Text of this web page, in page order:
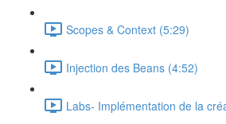
Scopes & Context (5:29)
Injection des Beans (4:52)
Labs- Implémentation de la